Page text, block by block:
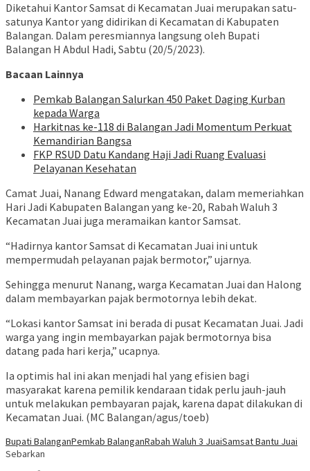
Diketahui Kantor Samsat di Kecamatan Juai merupakan satu-
satunya Kantor yang didirikan di Kecamatan di Kabupaten
Balangan. Dalam peresmiannya langsung oleh Bupati
Balangan H Abdul Hadi, Sabtu (20/5/2023).
Bacaan Lainnya
Pemkab Balangan Salurkan 450 Paket Daging Kurban
kepada Warga
Harkitnas ke-118 di Balangan Jadi Momentum Perkuat
Kemandirian Bangsa
FKP RSUD Datu Kandang Haji Jadi Ruang Evaluasi
Pelayanan Kesehatan
Camat Juai, Nanang Edward mengatakan, dalam memeriahkan
Hari Jadi Kabupaten Balangan yang ke-20, Rabah Waluh 3
Kecamatan Juai juga meramaikan kantor Samsat.
“Hadirnya kantor Samsat di Kecamatan Juai ini untuk
mempermudah pelayanan pajak bermotor,” ujarnya.
Sehingga menurut Nanang, warga Kecamatan Juai dan Halong
dalam membayarkan pajak bermotornya lebih dekat.
“Lokasi kantor Samsat ini berada di pusat Kecamatan Juai. Jadi
warga yang ingin membayarkan pajak bermotornya bisa
datang pada hari kerja,” ucapnya.
Ia optimis hal ini akan menjadi hal yang efisien bagi
masyarakat karena pemilik kendaraan tidak perlu jauh-jauh
untuk melakukan pembayaran pajak, karena dapat dilakukan di
Kecamatan Juai. (MC Balangan/agus/toeb)
Bupati BalanganPemkab BalanganRabah Waluh 3 JuaiSamsat Bantu Juai
Sebarkan